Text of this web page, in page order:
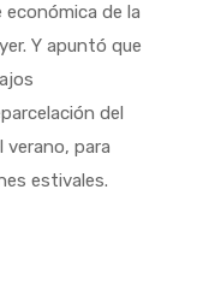
de la
Y apuntó que
del
verano, para
estivales.